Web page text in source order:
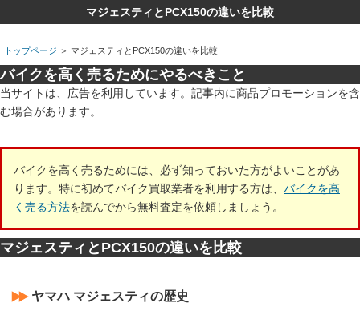
マジェスティとPCX150の違いを比較
トップページ ＞ マジェスティとPCX150の違いを比較
バイクを高く売るためにやるべきこと
当サイトは、広告を利用しています。記事内に商品プロモーションを含
む場合があります。
バイクを高く売るためには、必ず知っておいた方がよいことがあ
ります。特に初めてバイク買取業者を利用する方は、 バイクを高
く売る方法を読んでから無料査定を依頼しましょう。
マジェスティとPCX150の違いを比較
ヤマハ マジェスティの歴史